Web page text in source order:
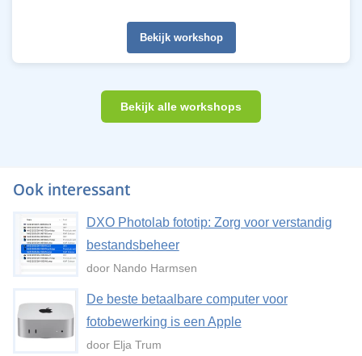
Bekijk workshop
Bekijk alle workshops
Ook interessant
DXO Photolab fototip: Zorg voor verstandig
bestandsbeheer
door Nando Harmsen
De beste betaalbare computer voor
fotobewerking is een Apple
door Elja Trum